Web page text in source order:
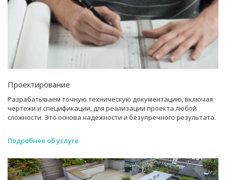
Проектирование
Разрабатываем точную техническую документацию, включая
чертежи и спецификации, для реализации проекта любой
сложности. Это основа надежности и безупречного результата.
Подробнее об услуге